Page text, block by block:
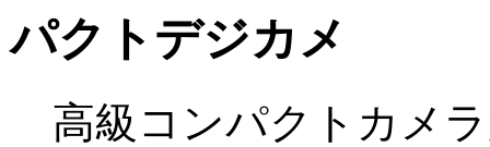
パクトデジカメ
高級コンパクトカメ